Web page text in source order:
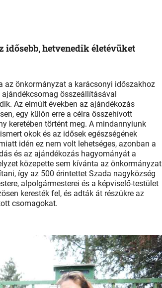
idősebb, hetvenedik életévüket
az önkormányzat a karácsonyi időszakhoz
ajándékcsomag összeállításával
Az elmúlt években az ajándékozás
egy külön erre a célra összehívott
keretében történt meg. A mindannyiunk
okok és az idősek egészségének
idén ez nem volt lehetséges, azonban a
és az ajándékozás hagyományát a
közepette sem kívánta az önkormányzat
így az 500 érintettet Szada nagyközség
alpolgármesterei és a képviselő-testület
keresték fel, és adták át részükre az
csomagokat.